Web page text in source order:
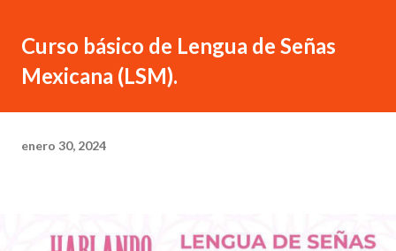
Curso básico de Lengua de Señas
Mexicana (LSM).
enero 30, 2024